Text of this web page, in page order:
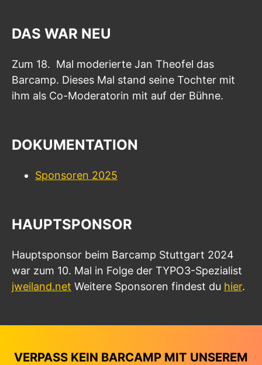
DAS WAR NEU
Zum 18. Mal moderierte Jan Theofel das
Barcamp. Dieses Mal stand seine Tochter mit
ihm als Co-Moderatorin mit auf der Bühne.
DOKUMENTATION
Sponsoren 2025
HAUPTSPONSOR
Hauptsponsor beim Barcamp Stuttgart 2024
war zum 10. Mal in Folge der TYPO3-Spezialist
jweiland.net Weitere Sponsoren findest du hier.
VERPASS KEIN BARCAMP MIT UNSEREM